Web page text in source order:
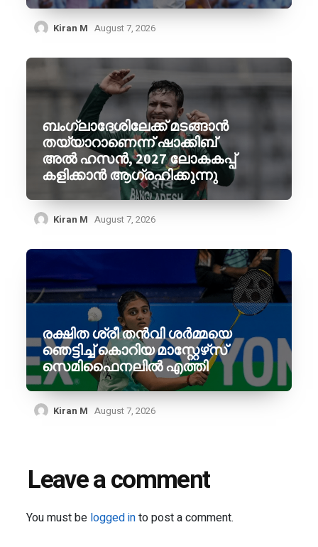
Kiran M August 7, 2026
ബംഗ്ലാദേശിലേക്ക് മടങ്ങാൻ
തയ്യാറാണെന്ന് ഷാക്കിബ്
അൽ ഹസൻ, 2027 ലോകകപ്പ്
കളിക്കാൻ ആഗ്രഹിക്കുന്നു
Kiran M August 7, 2026
രക്ഷിത ശ്രീ തൻവി ശർമ്മയെ
ഞെട്ടിച്ച് കൊറിയ മാസ്റ്റേഴ്‌സ്
സെമിഫൈനലിൽ എത്തി
Kiran M August 7, 2026
Leave a comment
You must be logged into post a comment.